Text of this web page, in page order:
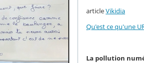
articleVikidia
Qu'est ce qu'une
La pollution